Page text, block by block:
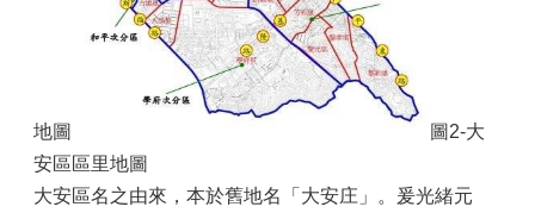
地圖
圖2-大
安區區里地圖
大安區名之由來，本於舊地名「大安庄」。爰光緒元